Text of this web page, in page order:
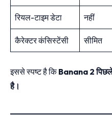
रियल-टाइम डेटा नहीं
कैरेक्टर कंसिस्टेंसी सीमित
इससे स्पष्ट है किBanana 2 पिछले
है।